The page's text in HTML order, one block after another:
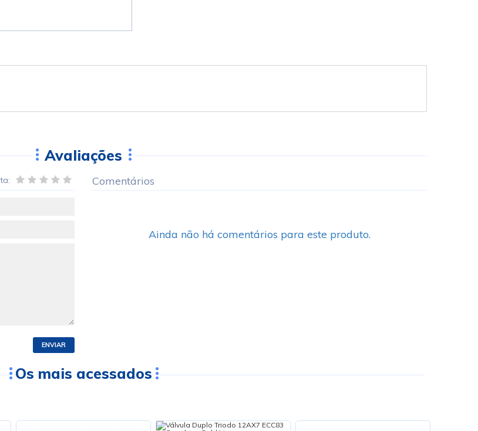
Avaliações
ENVIAR
Comentários
Ainda não há comentários para este produto.
Os mais acessados